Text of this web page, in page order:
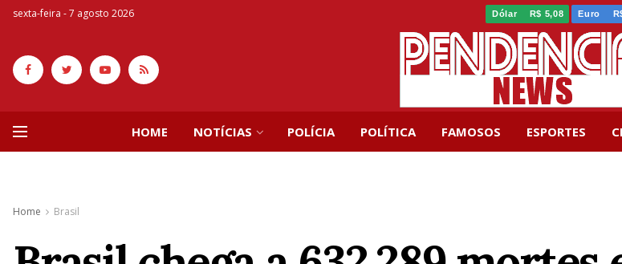
sexta-feira - 7 agosto 2026 Dólar R$ 5,08 Euro
HOME NOTÍCIAS POLÍCIA POLÍTICA FAMOSOS ESPORTES
Home Brasil